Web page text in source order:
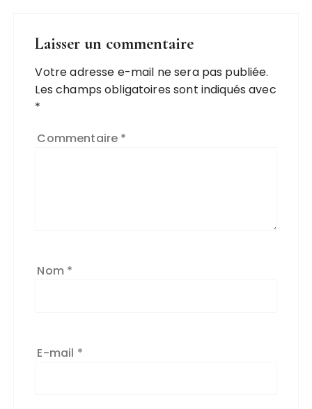
Laisser un commentaire
Votre adresse e-mail ne sera pas publiée.
Les champs obligatoires sont indiqués avec
*
Commentaire *
Nom *
E-mail *
A
l
t
r